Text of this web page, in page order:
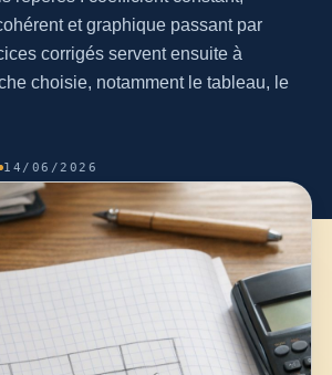
et graphique passant par
corrigés servent ensuite à
choisie, notamment le tableau, le
14/06/2026